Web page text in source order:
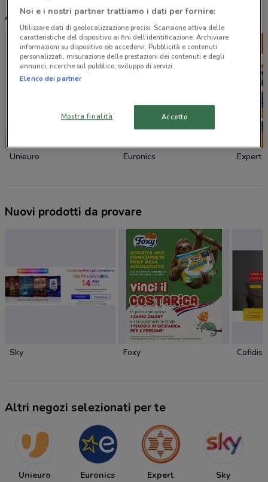
Altri volantini nelle vicinanze
Unieuro Euronics Expert
Nuovi prodotti da provare
Sky Foxy Cofidis
Altri negozi selezionati per te
Unieuro Euronics Expert Sky
Noi e i nostri partner trattiamo i dati per fornire:
Utilizzare dati di geolocalizzazione precisi. Scansione attiva delle
caratteristiche del dispositivo ai fini dell’identificazione. Archiviare
informazioni su dispositivo e/o accedervi. Pubblicità e contenuti
personalizzati, misurazione delle prestazioni dei contenuti e degli
annunci, ricerche sul pubblico, sviluppo di servizi.
Elenco dei partner
Mostra finalità Accetto